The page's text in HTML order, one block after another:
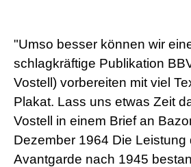
"Umso besser können wir
schlagkräftige Publikation
Vostell) vorbereiten mit viel
Plakat. Lass uns etwas Zeit
Vostell in einem Brief an
Dezember 1964 Die Leistung
Avantgarde nach 1945